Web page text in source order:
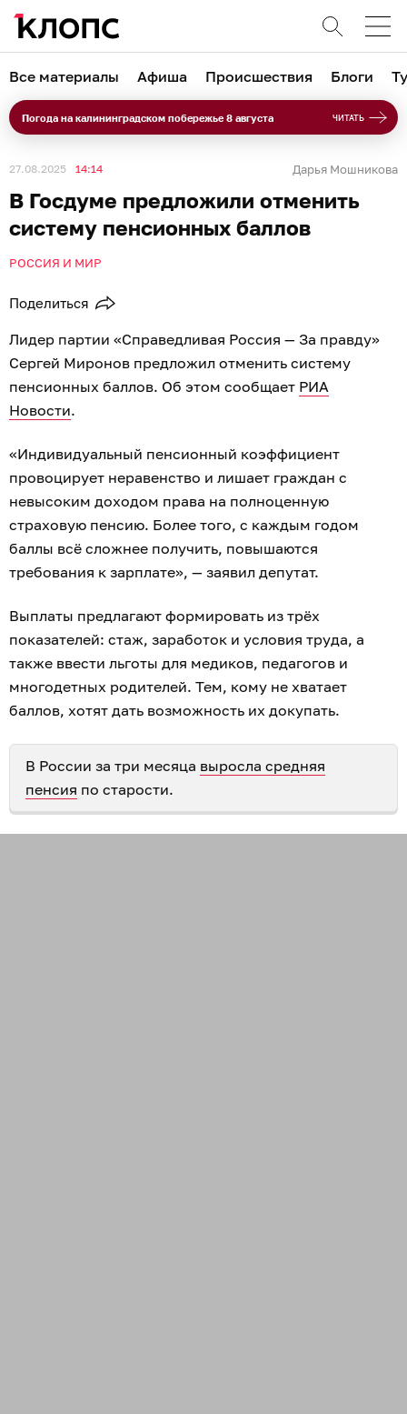
Все материалы Афиша Происшествия Блоги
Погода на калининградском побережье 8 августа ЧИТАТЬ
27.08.2025 14:14 Дарья Мошникова
В Госдуме предложили отменить
систему пенсионных баллов
РОССИЯ И МИР
Поделиться
Лидер партии «Справедливая Россия — За правду»
Сергей Миронов предложил отменить систему
пенсионных баллов. Об этом сообщает РИА
Новости.
«Индивидуальный пенсионный коэффициент
провоцирует неравенство и лишает граждан с
невысоким доходом права на полноценную
страховую пенсию. Более того, с каждым годом
баллы всё сложнее получить, повышаются
требования к зарплате», — заявил депутат.
Выплаты предлагают формировать из трёх
показателей: стаж, заработок и условия труда, а
также ввести льготы для медиков, педагогов и
многодетных родителей. Тем, кому не хватает
баллов, хотят дать возможность их докупать.
В России за три месяца выросла средняя
пенсия по старости.